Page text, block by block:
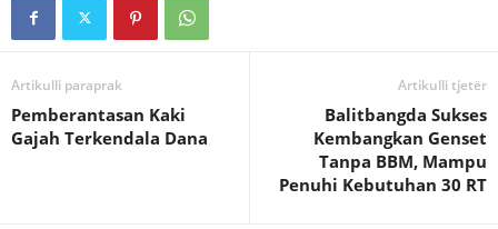
Artikulli paraprak
Pemberantasan Kaki
Gajah Terkendala Dana
Artikulli tjetër
Balitbangda Sukses
Kembangkan Genset
Tanpa BBM, Mampu
Penuhi Kebutuhan 30 RT